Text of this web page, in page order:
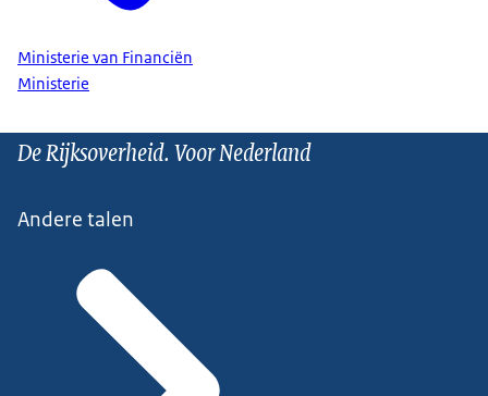
Ministerie van Financiën
Ministerie
De Rijksoverheid. Voor Nederland
Andere talen